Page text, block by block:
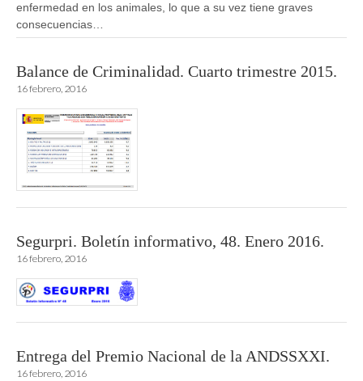
enfermedad en los animales, lo que a su vez tiene graves
consecuencias…
Balance de Criminalidad. Cuarto trimestre 2015.
16 febrero, 2016
Segurpri. Boletín informativo, 48. Enero 2016.
16 febrero, 2016
Entrega del Premio Nacional de la ANDSSXXI.
16 febrero, 2016